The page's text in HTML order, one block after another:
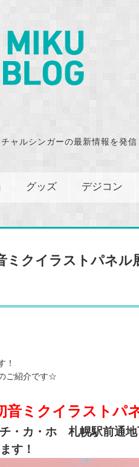
ャルシンガーの最新情報を発信
グッズ デジコン
ミクイラストパネル
！
ご紹介です☆
音ミクイラストパ
・カ・ホ 札幌駅前通
す ！